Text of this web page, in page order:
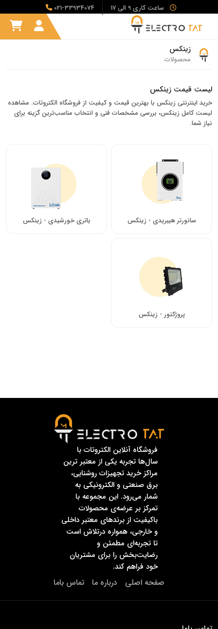
ساعت کاری 9 الی 17 021-33934074
زینکس
محصولات
لیست قیمت زینکس
خرید اینترنتی زینکس با بهترین قیمت و کیفیت از فروشگاه الکتروتات. مشاهده
لیست کامل زینکس، بررسی مشخصات فنی و انتخاب مناسب‌ترین گزینه برای
نیاز شما.
سانورتر هیبریدی - زینکس باتری خورشیدی - زینکس
پروژکتور - زینکس
فروشگاه آنلاین الکتروتات با
سال‌ها تجربه یکی از معتبر ترین
مراکز خرید تجهیزات روشنایی،
برق صنعتی و الکترونیکی به
شمار می‌رود. این مجموعه با
تمرکز بر عرضه‌ی محصولات
باکیفیت از برندهای معتبر داخلی
و خارجی، همواره درتلاش است
تا تجربه‌ای مطمئن و
رضایت‌بخش را برای مشتریان
خود فراهم کند.
صفحه اصلی درباره ما تماس باما